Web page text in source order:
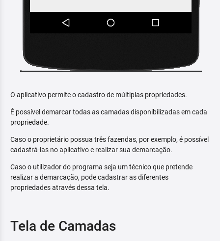
O aplicativo permite o cadastro de múltiplas propriedades.
É possível demarcar todas as camadas disponibilizadas em cada
propriedade.
Caso o proprietário possua três fazendas, por exemplo, é possível
cadastrá-las no aplicativo e realizar sua demarcação.
Caso o utilizador do programa seja um técnico que pretende
realizar a demarcação, pode cadastrar as diferentes
propriedades através dessa tela.
Tela de Camadas